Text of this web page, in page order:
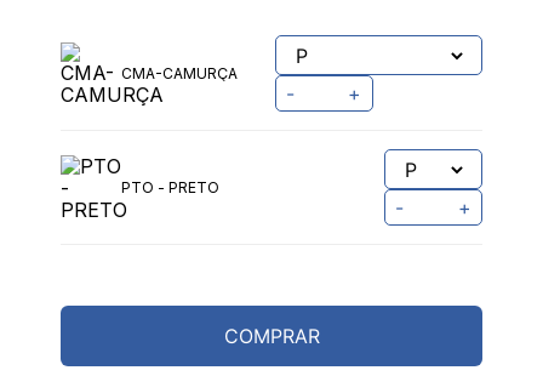
CMA-CAMURÇA
- +
PTO - PRETO
- +
COMPRAR